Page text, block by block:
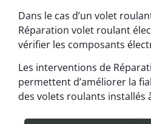
Dans le cas d’un volet
Réparation volet roulant
vérifier les composants
Les interventions de
permettent d’améliorer la
des volets roulants installés